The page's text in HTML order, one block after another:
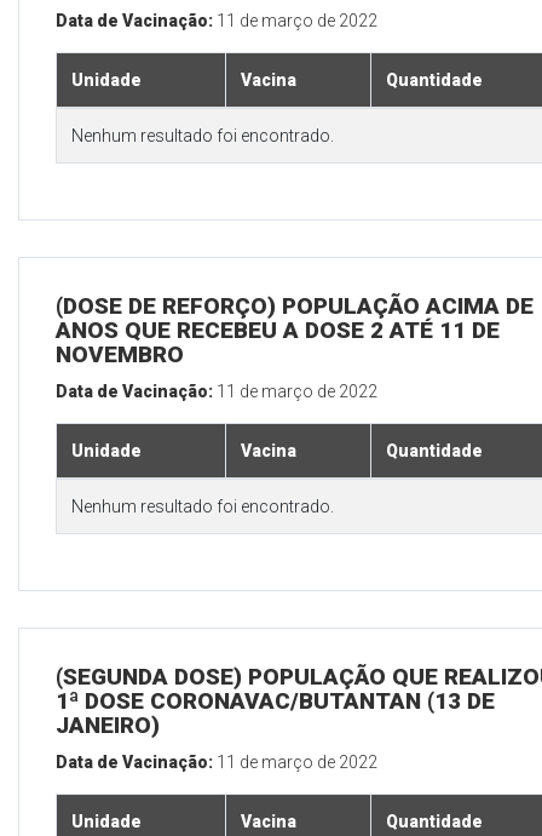
Data de Vacinação: 11 de março de 2022
Unidade Vacina Quantidade
Nenhum resultado foi encontrado.
(DOSE DE REFORÇO) POPULAÇÃO ACIMA DE
ANOS QUE RECEBEU A DOSE 2 ATÉ 11 DE
NOVEMBRO
Data de Vacinação: 11 de março de 2022
Unidade Vacina Quantidade
Nenhum resultado foi encontrado.
(SEGUNDA DOSE) POPULAÇÃO QUE
1ª DOSE CORONAVAC/BUTANTAN (13 DE
JANEIRO)
Data de Vacinação: 11 de março de 2022
Unidade Vacina Quantidade